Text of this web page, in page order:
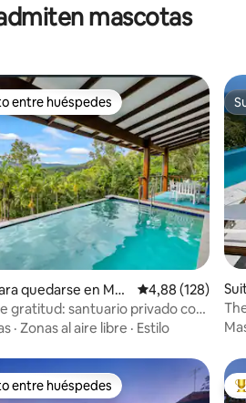
mascotas
de 5. 122 evaluaciones
entre huéspedes
entre huéspedes
quedarse en Mos
Calificación
4,88 (128)
gratitud: santuario privado con
· Zonas al aire libre · Estilo
da
entre huéspedes
entre huéspedes